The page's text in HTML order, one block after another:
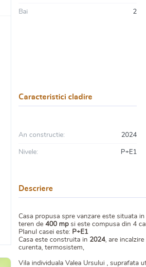
Bai 2
Caracteristici cladire
An constructie: 2024
Nivele: P+E1
Descriere
Casa propusa spre vanzare este situata
teren de 400 mp si este compusa din 4
Planul casei este: P+E1
Casa este construita in 2024, are
curenta, termosistem,
Vila individuala Valea Ursului , suprafata